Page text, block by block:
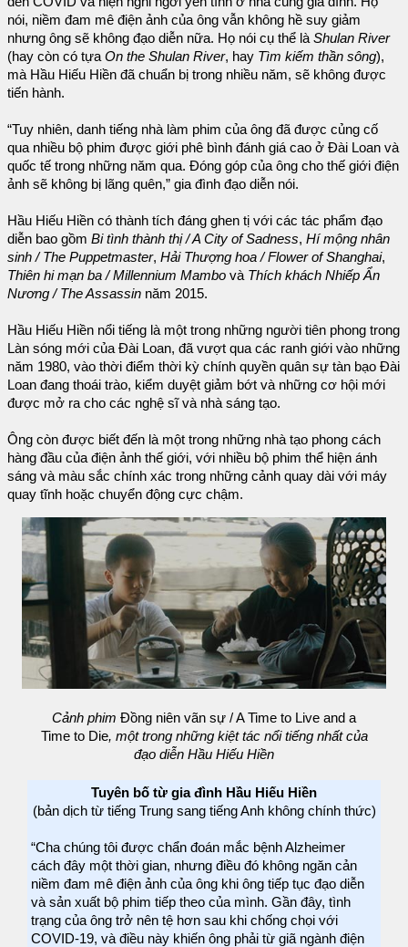
nói, niềm đam mê điện ảnh của ông vẫn không hề suy giảm
nhưng ông sẽ không đạo diễn nữa. Họ nói cụ thể là Shulan River
(hay còn có tựa On the Shulan River, hay Tìm kiếm thần sông),
mà Hầu Hiếu Hiền đã chuẩn bị trong nhiều năm, sẽ không được
tiến hành.
“Tuy nhiên, danh tiếng nhà làm phim của ông đã được củng cố
qua nhiều bộ phim được giới phê bình đánh giá cao ở Đài Loan và
quốc tế trong những năm qua. Đóng góp của ông cho thế giới điện
ảnh sẽ không bị lãng quên,” gia đình đạo diễn nói.
Hầu Hiếu Hiền có thành tích đáng ghen tị với các tác phẩm đạo
diễn bao gồm Bi tình thành thị / A City of Sadness, Hí mộng nhân
sinh / The Puppetmaster, Hải Thượng hoa / Flower of Shanghai,
Thiên hi mạn ba / Millennium Mambo và Thích khách Nhiếp Ẩn
Nương / The Assassin năm 2015.
Hầu Hiếu Hiền nổi tiếng là một trong những người tiên phong trong
Làn sóng mới của Đài Loan, đã vượt qua các ranh giới vào những
năm 1980, vào thời điểm thời kỳ chính quyền quân sự tàn bạo Đài
Loan đang thoái trào, kiểm duyệt giảm bớt và những cơ hội mới
được mở ra cho các nghệ sĩ và nhà sáng tạo.
Ông còn được biết đến là một trong những nhà tạo phong cách
hàng đầu của điện ảnh thế giới, với nhiều bộ phim thể hiện ánh
sáng và màu sắc chính xác trong những cảnh quay dài với máy
quay tĩnh hoặc chuyển động cực chậm.
Cảnh phim Đồng niên vãn sự / A Time to Live and a
Time to Die, một trong những kiệt tác nổi tiếng nhất của
đạo diễn Hầu Hiếu Hiền
Tuyên bố từ gia đình Hầu Hiếu Hiền
(bản dịch từ tiếng Trung sang tiếng Anh không chính thức)
“Cha chúng tôi được chẩn đoán mắc bệnh Alzheimer
cách đây một thời gian, nhưng điều đó không ngăn cản
niềm đam mê điện ảnh của ông khi ông tiếp tục đạo diễn
và sản xuất bộ phim tiếp theo của mình. Gần đây, tình
trạng của ông trở nên tệ hơn sau khi chống chọi với
COVID-19, và điều này khiến ông phải từ giã ngành điện